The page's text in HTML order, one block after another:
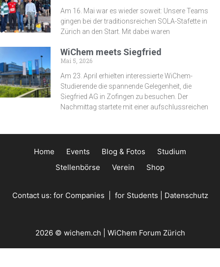
Am 16. Mai war es wieder soweit: Unsere Teams
gingen bei der traditionsreichen SOLA-Stafette in
Zürich an den Start. Mit dabei waren
WiChem meets Siegfried
Mai 5, 2026
Am 23. April erhielten interessierte WiChem-
Studierende die spannende Gelegenheit, die
Siegfried AG in Zofingen zu besuchen. Der
Nachmittag startete mit einer aufschlussreichen
Home Events Blog & Fotos
Studium
Stellenbörse
Verein Shop
Contact us: for Companies for Students Datenschutz
2026 © wichem.ch | WiChem Forum Zürich